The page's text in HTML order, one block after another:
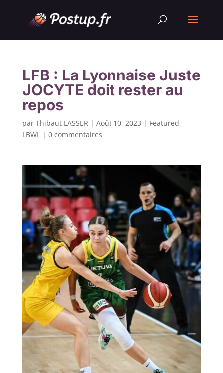
LFB : La Lyonnaise Juste
JOCYTE doit rester au
repos
par Thibaut LASSER | Août 10, 2023 | Featured,
LBWL| 0 commentaires